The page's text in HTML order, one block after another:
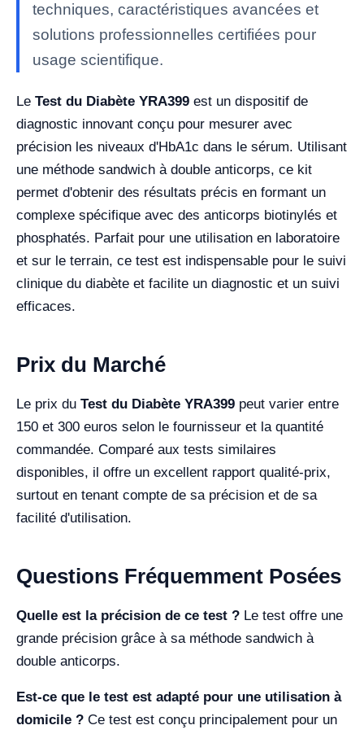
techniques, caractéristiques avancées et
solutions professionnelles certifiées pour
usage scientifique.
Le Test du Diabète YRA399 est un dispositif de
diagnostic innovant conçu pour mesurer avec
précision les niveaux d'HbA1c dans le sérum. Utilisant
une méthode sandwich à double anticorps, ce kit
permet d'obtenir des résultats précis en formant un
complexe spécifique avec des anticorps biotinylés et
phosphatés. Parfait pour une utilisation en laboratoire
et sur le terrain, ce test est indispensable pour le suivi
clinique du diabète et facilite un diagnostic et un suivi
efficaces.
Prix du Marché
Le prix du Test du Diabète YRA399 peut varier entre
150 et 300 euros selon le fournisseur et la quantité
commandée. Comparé aux tests similaires
disponibles, il offre un excellent rapport qualité-prix,
surtout en tenant compte de sa précision et de sa
facilité d'utilisation.
Questions Fréquemment Posées
Quelle est la précision de ce test ? Le test offre une
grande précision grâce à sa méthode sandwich à
double anticorps.
Est-ce que le test est adapté pour une utilisation à
domicile ? Ce test est conçu principalement pour un